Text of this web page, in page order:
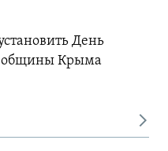
День
общины Крыма